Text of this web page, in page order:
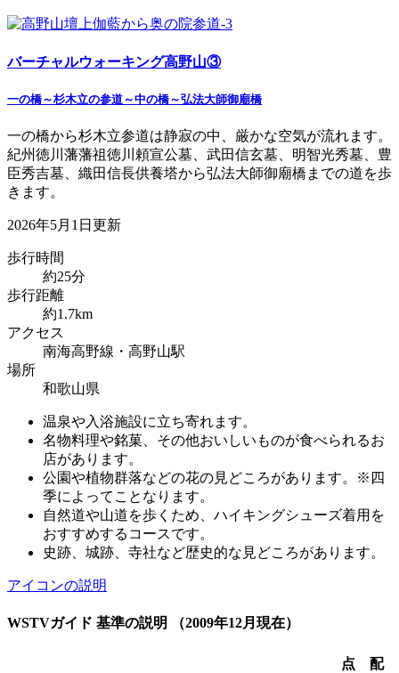
バーチャルウォーキング高野山③
一の橋～杉木立の参道～中の橋～弘法大師御廟橋
一の橋から杉木立参道は静寂の中、厳かな空気が流れます。
紀州徳川藩藩祖徳川頼宣公墓、武田信玄墓、明智光秀墓、豊
臣秀吉墓、織田信長供養塔から弘法大師御廟橋までの道を歩
きます。
2026年5月1日更新
歩行時間
約25分
歩行距離
約1.7km
アクセス
南海高野線・高野山駅
場所
和歌山県
温泉や入浴施設に立ち寄れます。
名物料理や銘菓、その他おいしいものが食べられるお
店があります。
公園や植物群落などの花の見どころがあります。※四
季によってことなります。
自然道や山道を歩くため、ハイキングシューズ着用を
おすすめするコースです。
史跡、城跡、寺社など歴史的な見どころがあります。
アイコンの説明
WSTVガイド 基準の説明 （2009年12月現在）
点
配